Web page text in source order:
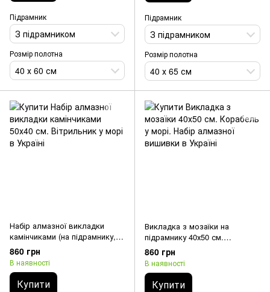
Підрамник
З підрамником
Розмір полотна
40 х 60 см
Підрамник
З підрамником
Розмір полотна
40 х 65 см
Набір алмазної викладки
камінчиками (на підрамнику,
50х40 см). Вітрильник у морі
860 грн
В наявності
Купити
Викладка з мозаїки на
підрамнику 40х50 см.
Корабель у морі. Набір
алмазної вишивки
860 грн
В наявності
Купити